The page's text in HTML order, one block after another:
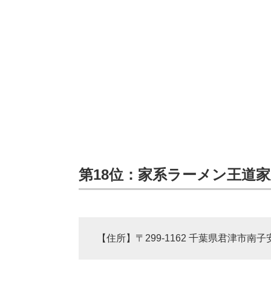
第18位：家系ラーメン王道
【住所】〒299-1162 千葉県君津市南子